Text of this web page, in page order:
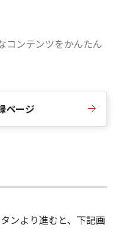
コンテンツをかんたん
ページ
ンより進むと、下記画